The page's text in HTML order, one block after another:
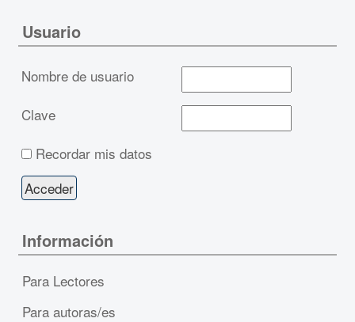
Usuario
Nombre de usuario
Clave
Recordar mis datos
Información
Para Lectores
Para autoras/es